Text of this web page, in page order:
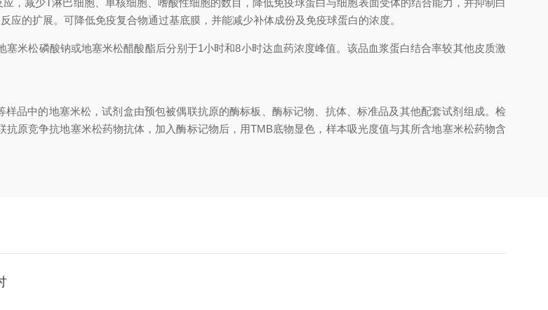
的扩展。可降低免疫复合物通过基底膜，并能减少补体成份及免疫球蛋白的浓度。
松磷酸钠或地塞米松醋酸酯后分别于1小时和8小时达血药浓度峰值。该品血浆蛋白结合率较其他皮质激
品中的地塞米松，试剂盒由预包被偶联抗原的酶标板、酶标记物、抗体、标准品及其他配套试剂组成。检
原竞争抗地塞米松药物抗体，加入酶标记物后，用TMB底物显色，样本吸光度值与其所含地塞米松药物含